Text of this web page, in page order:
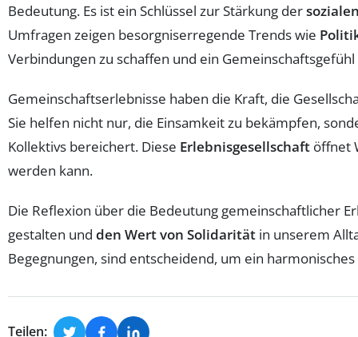
Bedeutung. Es ist ein Schlüssel zur Stärkung der
Umfragen zeigen besorgniserregende Trends wie
Verbindungen zu schaffen und ein
Gemeinschaftserlebnisse haben die Kraft, die
Sie helfen nicht nur, die Einsamkeit zu bekämpfen,
Kollektivs bereichert. Diese Erlebnisgesellschaft öffnet
werden kann.
Die Reflexion über die Bedeutung gemeinschaftlicher
gestalten und den Wert von Solidarität in unserem
Begegnungen, sind entscheidend, um ein
Teilen: